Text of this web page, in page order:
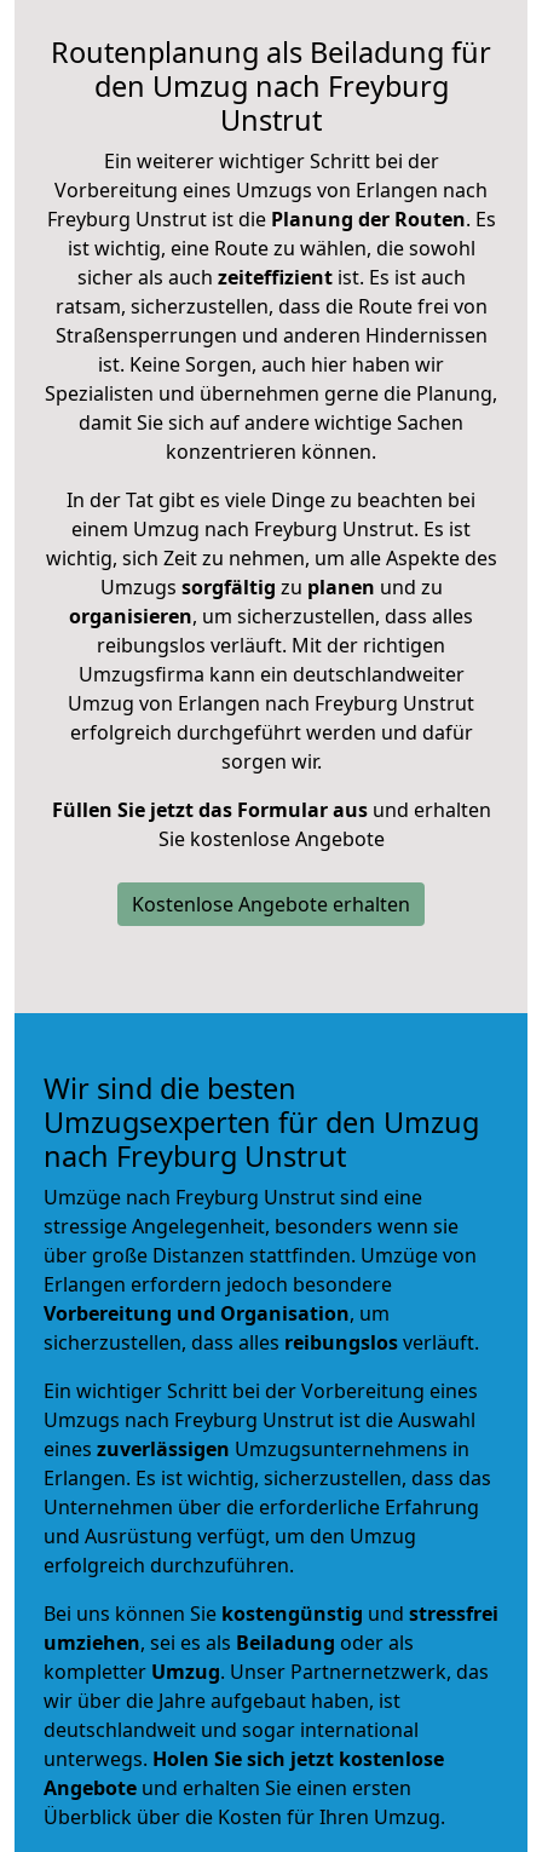
Routenplanung als Beiladung für
den Umzug nach Freyburg
Unstrut
Ein weiterer wichtiger Schritt bei der
Vorbereitung eines Umzugs von Erlangen nach
Freyburg Unstrut ist diePlanung der Routen. Es
ist wichtig, eine Route zu wählen, die sowohl
sicher als auch zeiteffizientist. Es ist auch
ratsam, sicherzustellen, dass die Route frei von
Straßensperrungen und anderen Hindernissen
ist. Keine Sorgen, auch hier haben wir
Spezialisten und übernehmen gerne die Planung,
damit Sie sich auf andere wichtige Sachen
konzentrieren können.
In der Tat gibt es viele Dinge zu beachten bei
einem Umzug nach Freyburg Unstrut. Es ist
wichtig, sich Zeit zu nehmen, um alle Aspekte des
Umzugs sorgfältig zu planen und zu
organisieren, um sicherzustellen, dass alles
reibungslos verläuft. Mit der richtigen
Umzugsfirma kann ein deutschlandweiter
Umzug von Erlangen nach Freyburg Unstrut
erfolgreich durchgeführt werden und dafür
sorgen wir.
Füllen Sie jetzt das Formular ausund erhalten
Sie kostenlose Angebote
Kostenlose Angebote erhalten
Wir sind die besten
Umzugsexperten für den Umzug
nach Freyburg Unstrut
Umzüge nach Freyburg Unstrut sind eine
stressige Angelegenheit, besonders wenn sie
über große Distanzen stattfinden. Umzüge von
Erlangen erfordern jedoch besondere
Vorbereitung und Organisation, um
sicherzustellen, dass alles reibungslosverläuft.
Ein wichtiger Schritt bei der Vorbereitung eines
Umzugs nach Freyburg Unstrut ist die Auswahl
eines zuverlässigen Umzugsunternehmens in
Erlangen. Es ist wichtig, sicherzustellen, dass das
Unternehmen über die erforderliche Erfahrung
und Ausrüstung verfügt, um den Umzug
erfolgreich durchzuführen.
Bei uns können Sie kostengünstig und stressfrei
umziehen, sei es als Beiladung oder als
kompletter Umzug. Unser Partnernetzwerk, das
wir über die Jahre aufgebaut haben, ist
deutschlandweit und sogar international
unterwegs. Holen Sie sich jetzt kostenlose
Angebote und erhalten Sie einen ersten
Überblick über die Kosten für Ihren Umzug.